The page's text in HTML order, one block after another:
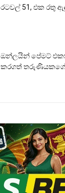
රටවල් 51, එක රතු
ඔන්ලයින් පේමට්
කරගත් තරුණියකගේ